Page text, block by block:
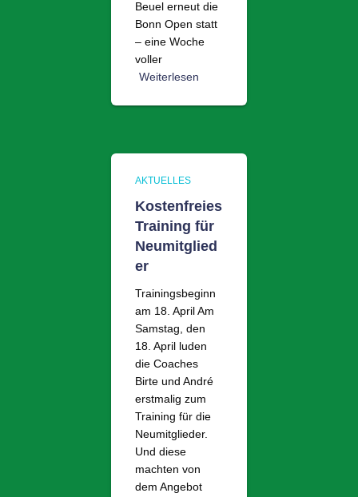
Beuel erneut die
Bonn Open statt
– eine Woche
voller
Weiterlesen
AKTUELLES
Kostenfreies
Training für
Neumitglied
er
Trainingsbeginn
am 18. April Am
Samstag, den
18. April luden
die Coaches
Birte und André
erstmalig zum
Training für die
Neumitglieder.
Und diese
machten von
dem Angebot